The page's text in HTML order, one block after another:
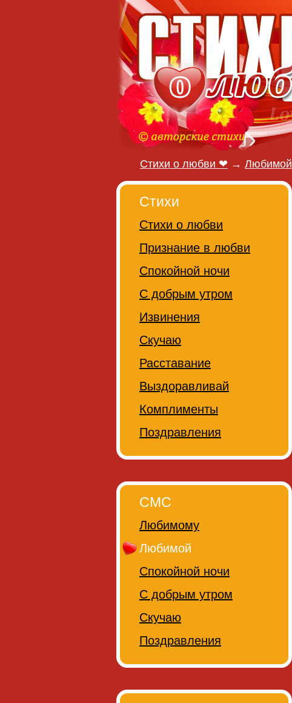
Стихи о любви ❤ → Любимой
Стихи
Стихи о любви
Признание в любви
Спокойной ночи
С добрым утром
Извинения
Скучаю
Расставание
Выздоравливай
Комплименты
Поздравления
СМС
Любимому
Любимой
Спокойной ночи
С добрым утром
Скучаю
Поздравления